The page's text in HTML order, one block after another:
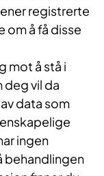
registrerte
om å få disse
mot å stå i
vil da
data som
ingen
behandlingen